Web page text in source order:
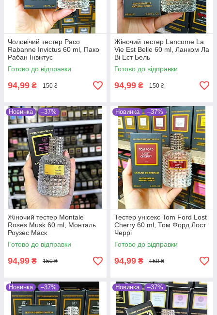
Чоловічий тестер Paco
Rabanne Invictus 60 ml, Пако
Рабан Інвіктус
Готово до відправки
94,99 ₴ 150 ₴
Жіночий тестер Lancome La
Vie Est Belle 60 ml, Ланком Ла
Ві Ест Бель
Готово до відправки
94,99 ₴ 150 ₴
Новинка –37%
Жіночий тестер Montale
Roses Musk 60 ml, Монталь
Роузес Маск
Готово до відправки
94,99 ₴ 150 ₴
Новинка –37%
Тестер унісекс Tom Ford Lost
Cherry 60 ml, Том Форд Лост
Черрі
Готово до відправки
94,99 ₴ 150 ₴
Новинка –37% Новинка –37%